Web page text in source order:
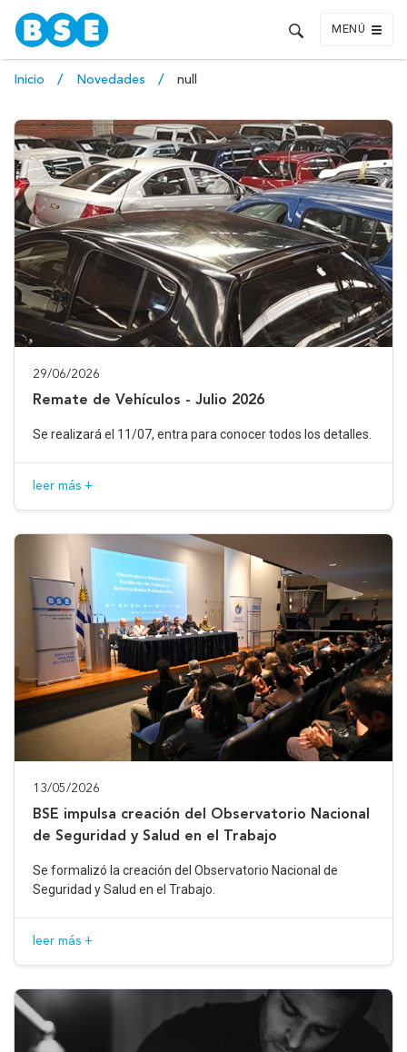
MENÚ
Inicio Novedades null
29/06/2026
Remate de Vehículos - Julio 2026
Se realizará el 11/07, entra para conocer todos los detalles.
leer más +
13/05/2026
BSE impulsa creación del Observatorio Nacional
de Seguridad y Salud en el Trabajo
Se formalizó la creación del Observatorio Nacional de
Seguridad y Salud en el Trabajo.
leer más +